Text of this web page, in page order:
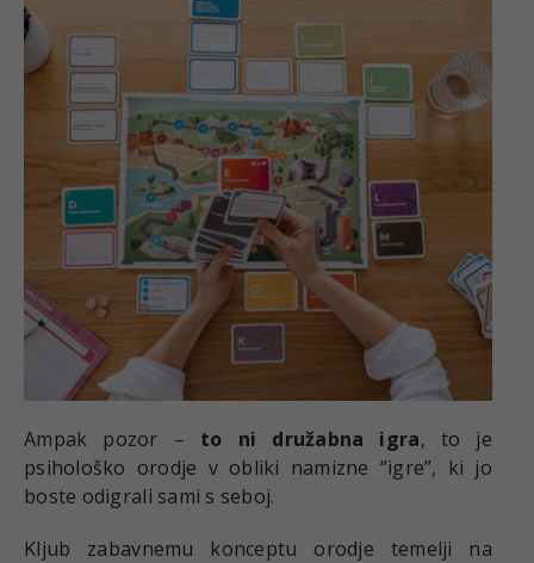
Ampak pozor – to ni družabna igra, to je
psihološko orodje v obliki namizne “igre”, ki jo
boste odigrali sami s seboj.
Kljub zabavnemu konceptu orodje temelji na